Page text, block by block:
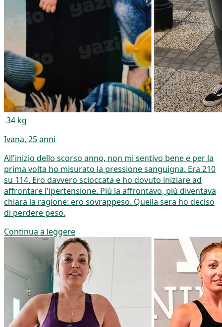
-34 kg
Ivana, 25 anni
All'inizio dello scorso anno, non mi sentivo bene e per la
prima volta ho misurato la pressione sanguigna. Era 210
su 114. Ero davvero scioccata e ho dovuto iniziare ad
affrontare l'ipertensione. Più la affrontavo, più diventava
chiara la ragione: ero sovrappeso. Quella sera ho deciso
di perdere peso.
Continua a leggere